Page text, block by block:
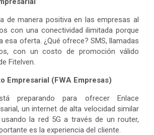
de manera positiva en las empresas al
con una conectividad ilimitada porque
esa oferta. ¿Qué ofrece? SMS, llamadas
con un costo de promoción válido
Fitelven.
Empresarial (FWA Empresas)
preparando para ofrecer Enlace
un internet de alta velocidad similar
la red 5G a través de un router,
es la experiencia del cliente.